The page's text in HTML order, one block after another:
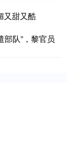
又甜又酷
部队”，黎官员